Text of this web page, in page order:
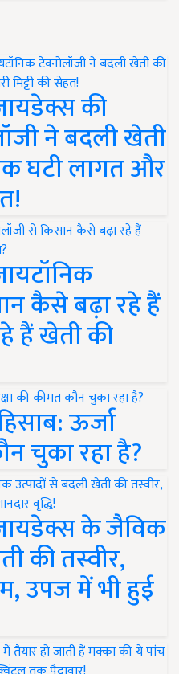
की
ने बदली खेती
घटी लागत और
कैसे बढ़ा रहे हैं
हैं खेती की
ऊर्जा
चुका रहा है?
के जैविक
की तस्वीर,
उपज में भी हुई